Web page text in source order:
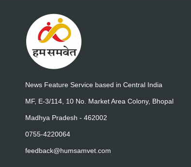
News Feature Service based in Central India
MF, E-3/114, 10 No. Market Area Colony, Bhopal
Madhya Pradesh - 462002
0755-4220064
feedback@humsamvet.com